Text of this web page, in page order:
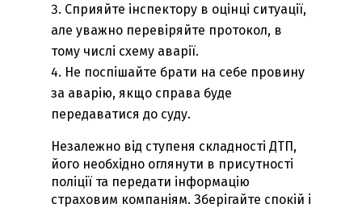
Сприяйте інспектору в оцінці ситуації,
але уважно перевіряйте протокол, в
тому числі схему аварії.
Не поспішайте брати на себе провину
за аварію, якщо справа буде
передаватися до суду.
Незалежно від ступеня складності ДТП,
його необхідно оглянути в присутності
поліції та передати інформацію
страховим компаніям. Зберігайте спокій і